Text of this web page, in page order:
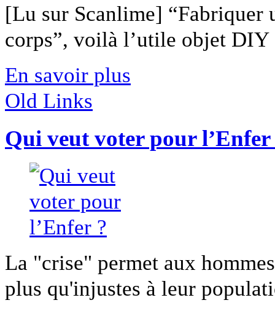
[Lu sur Scanlime] “Fabriquer
corps”, voilà l’utile objet
En savoir plus
Old Links
Qui veut voter pour l’Enfer
La "crise" permet aux
plus qu'injustes à leur